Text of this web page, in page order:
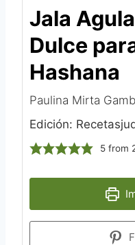
Jala
Dulce
Hashana
Paulina Mirta
Edición:
5 from